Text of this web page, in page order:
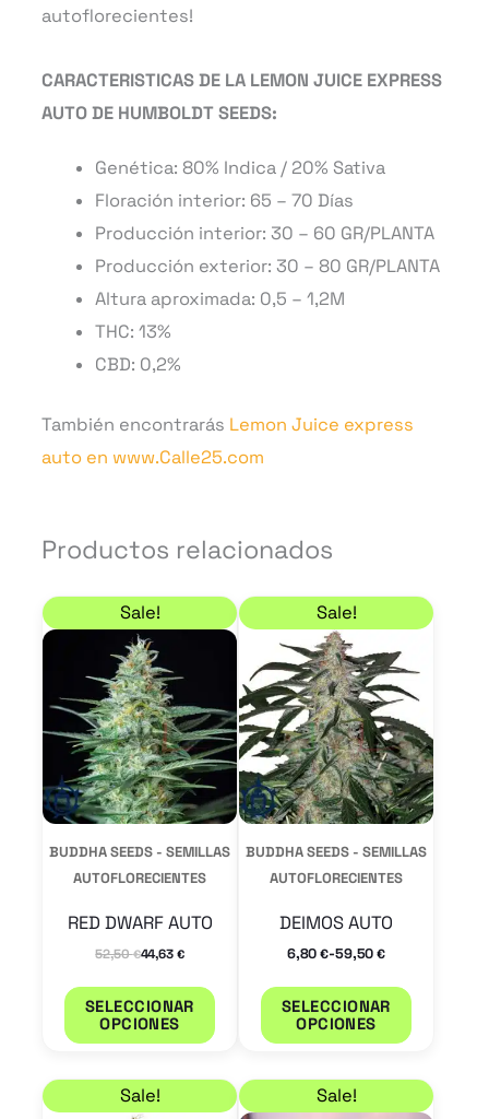
autoflorecientes!
CARACTERISTICAS DE LA LEMON JUICE EXPRESS
AUTO DE HUMBOLDT SEEDS:
Genética: 80% Indica / 20% Sativa
Floración interior: 65 – 70 Días
Producción interior: 30 – 60 GR/PLANTA
Producción exterior: 30 – 80 GR/PLANTA
Altura aproximada: 0,5 – 1,2M
THC: 13%
CBD: 0,2%
También encontrarás Lemon Juice express
auto en www.Calle25.com
Productos relacionados
Sale!
BUDDHA SEEDS - SEMILLAS
AUTOFLORECIENTES
RED DWARF AUTO
52,50€
El precio original era: 52,50 €.
44,63 €
El precio actual es: 44,63 €.
SELECCIONAR
OPCIONES
Este
producto
tiene
múltiples
variantes.
Las
opciones
se
pueden
página
de
Sale!
BUDDHA SEEDS - SEMILLAS
AUTOFLORECIENTES
DEIMOS AUTO
6,80€-59,50€
Rango de precios:
SELECCIONAR
OPCIONES
Este
tiene
Las
se
página
de
Sale!Rango de precios: desde 5,95 € hasta 51,00 €
Este
Sale!Rango de precios:
Este